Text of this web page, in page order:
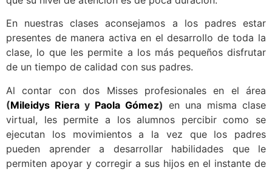
En nuestras clases aconsejamos a los padres estar
presentes de manera activa en el desarrollo de toda la
clase, lo que les permite a los más pequeños disfrutar
de un tiempo de calidad con sus padres.
Al contar con dos Misses profesionales en el área
(Mileidys Riera y Paola Gómez) en una misma clase
virtual, les permite a los alumnos percibir como se
ejecutan los movimientos a la vez que los padres
pueden aprender a desarrollar habilidades que le
permiten apoyar y corregir a sus hijos en el instante de